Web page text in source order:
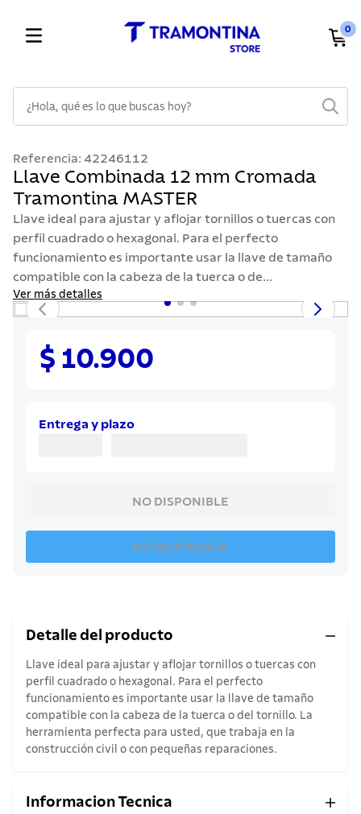
0
Referencia: 42246112
Llave Combinada 12 mm Cromada
Tramontina MASTER
Llave ideal para ajustar y aflojar tornillos o tuercas con
perfil cuadrado o hexagonal. Para el perfecto
funcionamiento es importante usar la llave de tamaño
compatible con la cabeza de la tuerca o de...
Ver más detalles
$ 10.900
Entrega y plazo
NO DISPONIBLE
NO DISPONIBLE
Detalle del producto
Llave ideal para ajustar y aflojar tornillos o tuercas con
perfil cuadrado o hexagonal. Para el perfecto
funcionamiento es importante usar la llave de tamaño
compatible con la cabeza de la tuerca o del tornillo. La
herramienta perfecta para usted, que trabaja en la
construcción civil o con pequeñas reparaciones.
Informacion Tecnica
1 .
cuchillos
2.
cubiertos
3.
sarten
4.
ollas
5.
lavaplatos
acero inoxidable
cuchillo
10. olla